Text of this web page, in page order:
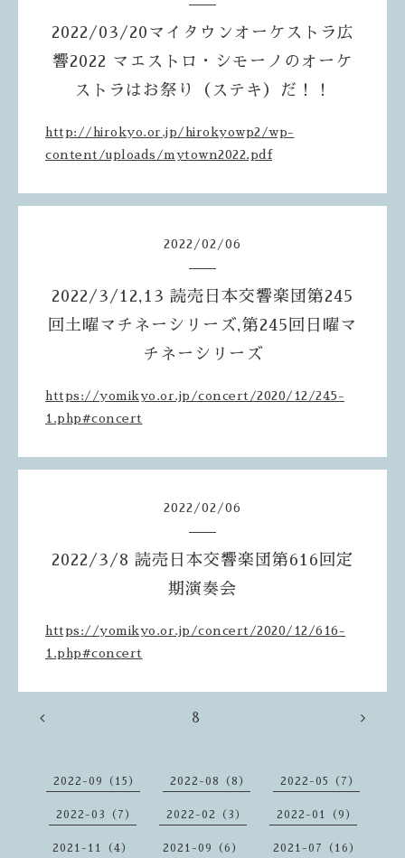
2022/03/20マイタウンオーケストラ広
響2022 マエストロ・シモーノのオーケ
ストラはお祭り（ステキ）だ！！
http://hirokyo.or.jp/hirokyowp2/wp-
content/uploads/mytown2022.pdf
2022 /02 /06
2022/3/12,13 読売日本交響楽団第245
回土曜マチネーシリーズ,第245回日曜マ
チネーシリーズ
https://yomikyo.or.jp/concert/2020/12/245-
1.php#concert
2022 /02 /06
2022/3/8 読売日本交響楽団第616回定
期演奏会
https://yomikyo.or.jp/concert/2020/12/616-
1.php#concert
8
2022-09（15） 2022-08（8） 2022-05（7）
2022-03（7） 2022-02（3） 2022-01（9）
2021-11（4） 2021-09（6） 2021-07（16）